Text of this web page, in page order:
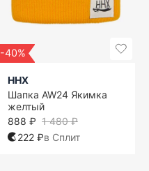
-40%
ННХ
Шапка AW24 Якимка
желтый
1 480 ₽
888 ₽
222 ₽в Сплит